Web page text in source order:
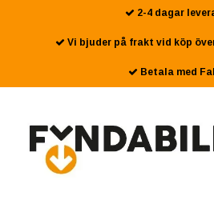
2-4 dagar
Vi bjuder på frakt vid köp
Betala med